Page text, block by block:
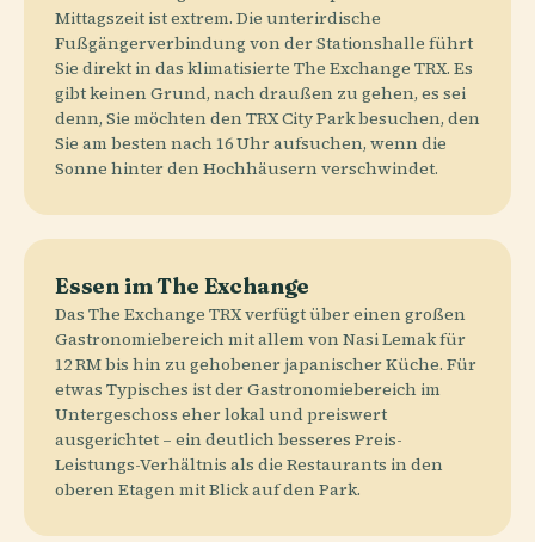
Mittagszeit ist extrem. Die unterirdische
Fußgängerverbindung von der Stationshalle führt
Sie direkt in das klimatisierte The Exchange TRX. Es
gibt keinen Grund, nach draußen zu gehen, es sei
denn, Sie möchten den TRX City Park besuchen, den
Sie am besten nach 16 Uhr aufsuchen, wenn die
Sonne hinter den Hochhäusern verschwindet.
Essen im The Exchange
Das The Exchange TRX verfügt über einen großen
Gastronomiebereich mit allem von Nasi Lemak für
12 RM bis hin zu gehobener japanischer Küche. Für
etwas Typisches ist der Gastronomiebereich im
Untergeschoss eher lokal und preiswert
ausgerichtet – ein deutlich besseres Preis-
Leistungs-Verhältnis als die Restaurants in den
oberen Etagen mit Blick auf den Park.